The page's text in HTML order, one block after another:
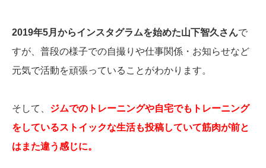
2019年5月からインスタグラムを始めた山下智久さんで
すが、普段の様子での自撮りや仕事関係・お知らせなど
元気で活動を頑張っていることがわかります。
そして、 ジムでのトレーニングや自宅でもトレーニング
をしているストイックな生活も投稿していて筋肉が前と
はまた違う感じに。